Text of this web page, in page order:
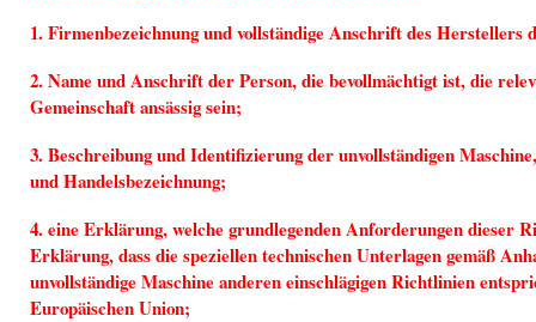
1. Firmenbezeichnung und vollständige Anschrift des Herstellers
2. Name und Anschrift der Person, die bevollmächtigt ist, die
Gemeinschaft ansässig sein;
3. Beschreibung und Identifizierung der unvollständigen
und Handelsbezeichnung;
4. eine Erklärung, welche grundlegenden Anforderungen dieser
Erklärung, dass die speziellen technischen Unterlagen gemäß
unvollständige Maschine anderen einschlägigen Richtlinien
Europäischen Union;